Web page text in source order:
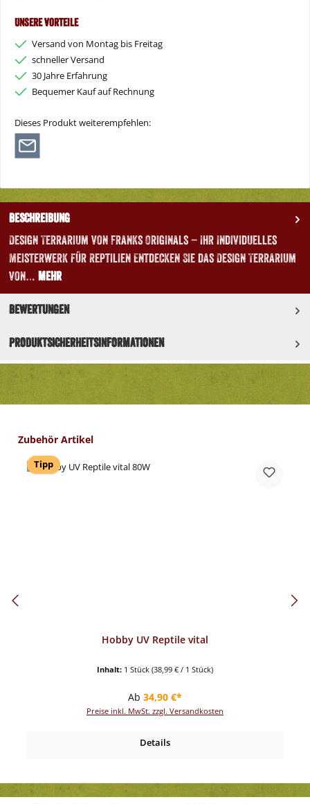
Unsere Vorteile
Versand von Montag bis Freitag
schneller Versand
30 Jahre Erfahrung
Bequemer Kauf auf Rechnung
Dieses Produkt weiterempfehlen:
Beschreibung
Design Terrarium von Franks Originals – Ihr Individuelles
Meisterwerk für Reptilien Entdecken Sie das Design Terrarium
von… Mehr
Bewertungen
Produktsicherheitsinformationen
Produktgalerie überspringen
Zubehör Artikel
Tipp
Hobby UV Reptile vital
Inhalt: 1 Stück (38,99 € / 1 Stück)
Regulärer Preis:
Ab 34,90 €*
Preise inkl. MwSt. zzgl. Versandkosten
Details